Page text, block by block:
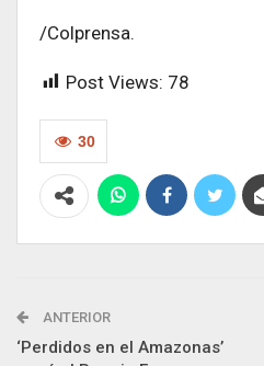
/Colprensa.
Post Views: 78
30
ANTERIOR
‘Perdidos en el Amazonas’